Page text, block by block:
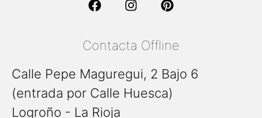
Contacta Offline
Calle Pepe Maguregui, 2 Bajo 6
(entrada por Calle Huesca)
Logroño - La Rioja